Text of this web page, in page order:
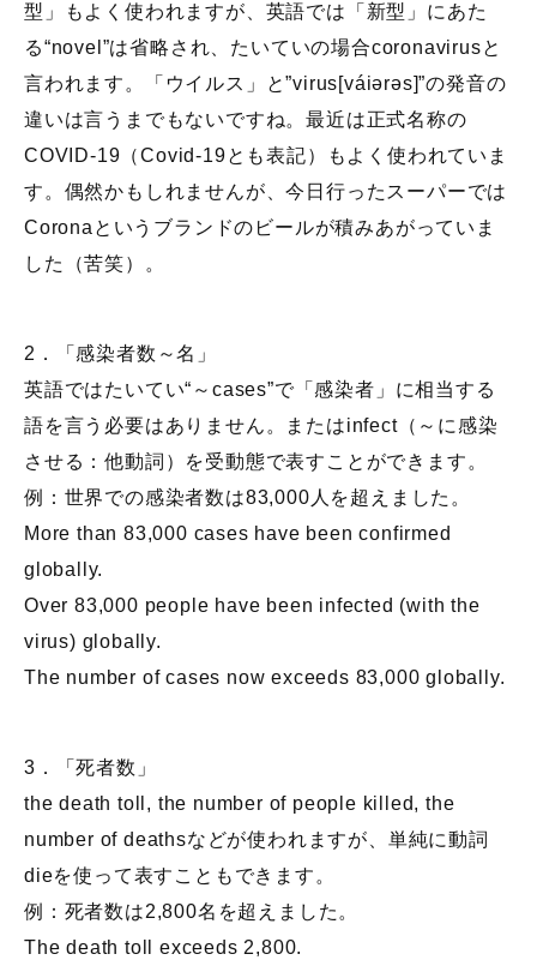
型」もよく使われますが、英語では「新型」にあた
る“novel”は省略され、たいていの場合coronavirusと
言われます。「ウイルス」と”virus[váiərəs]”の発音の
違いは言うまでもないですね。最近は正式名称の
COVID-19（Covid-19とも表記）もよく使われていま
す。偶然かもしれませんが、今日行ったスーパーでは
Coronaというブランドのビールが積みあがっていま
した（苦笑）。
2．「感染者数～名」
英語ではたいてい“～cases”で「感染者」に相当する
語を言う必要はありません。またはinfect（～に感染
させる：他動詞）を受動態で表すことができます。
例：世界での感染者数は83,000人を超えました。
More than 83,000 cases have been confirmed
globally.
Over 83,000 people have been infected (with the
virus) globally.
The number of cases now exceeds 83,000 globally.
3．「死者数」
the death toll, the number of people killed, the
number of deathsなどが使われますが、単純に動詞
dieを使って表すこともできます。
例：死者数は2,800名を超えました。
The death toll exceeds 2,800.